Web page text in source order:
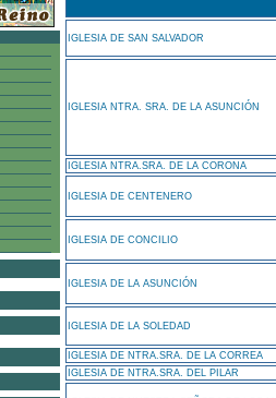
IGLESIA DE SAN SALVADOR
IGLESIA NTRA. SRA. DE LA ASUNCIÓN
IGLESIA NTRA.SRA. DE LA CORONA
IGLESIA DE CENTENERO
IGLESIA DE CONCILIO
IGLESIA DE LA ASUNCIÓN
IGLESIA DE LA SOLEDAD
IGLESIA DE NTRA.SRA. DE LA CORREA
IGLESIA DE NTRA.SRA. DEL PILAR